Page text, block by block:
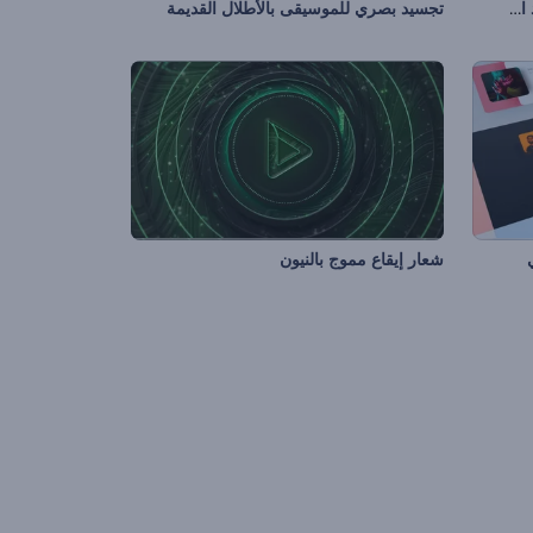
تجسيد بصري للمدونات الصوتية متعدد الأغراض تجسيد بصري للموسيقى بالأطلال القديمة
شعار إيقاع مموج بالنيون